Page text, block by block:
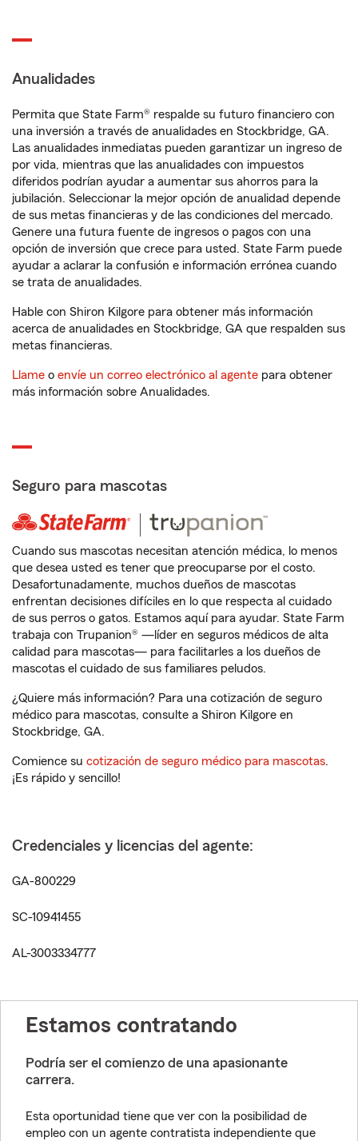
Anualidades
Permita que State Farm® respalde su futuro financiero con
una inversión a través de anualidades en Stockbridge, GA.
Las anualidades inmediatas pueden garantizar un ingreso de
por vida, mientras que las anualidades con impuestos
diferidos podrían ayudar a aumentar sus ahorros para la
jubilación. Seleccionar la mejor opción de anualidad depende
de sus metas financieras y de las condiciones del mercado.
Genere una futura fuente de ingresos o pagos con una
opción de inversión que crece para usted. State Farm puede
ayudar a aclarar la confusión e información errónea cuando
se trata de anualidades.
Hable con Shiron Kilgore para obtener más información
acerca de anualidades en Stockbridge, GA que respalden sus
metas financieras.
Llame o envíe un correo electrónico al agente para obtener
más información sobre Anualidades.
Seguro para mascotas
Cuando sus mascotas necesitan atención médica, lo menos
que desea usted es tener que preocuparse por el costo.
Desafortunadamente, muchos dueños de mascotas
enfrentan decisiones difíciles en lo que respecta al cuidado
de sus perros o gatos. Estamos aquí para ayudar. State Farm
trabaja con Trupanion® —líder en seguros médicos de alta
calidad para mascotas— para facilitarles a los dueños de
mascotas el cuidado de sus familiares peludos.
¿Quiere más información? Para una cotización de seguro
médico para mascotas, consulte a Shiron Kilgore en
Stockbridge, GA.
Comience su cotización de seguro médico para mascotas.
¡Es rápido y sencillo!
Credenciales y licencias del agente:
GA-800229
SC-10941455
AL-3003334777
Estamos contratando
Podría ser el comienzo de una apasionante
carrera.
Esta oportunidad tiene que ver con la posibilidad de
empleo con un agente contratista independiente que